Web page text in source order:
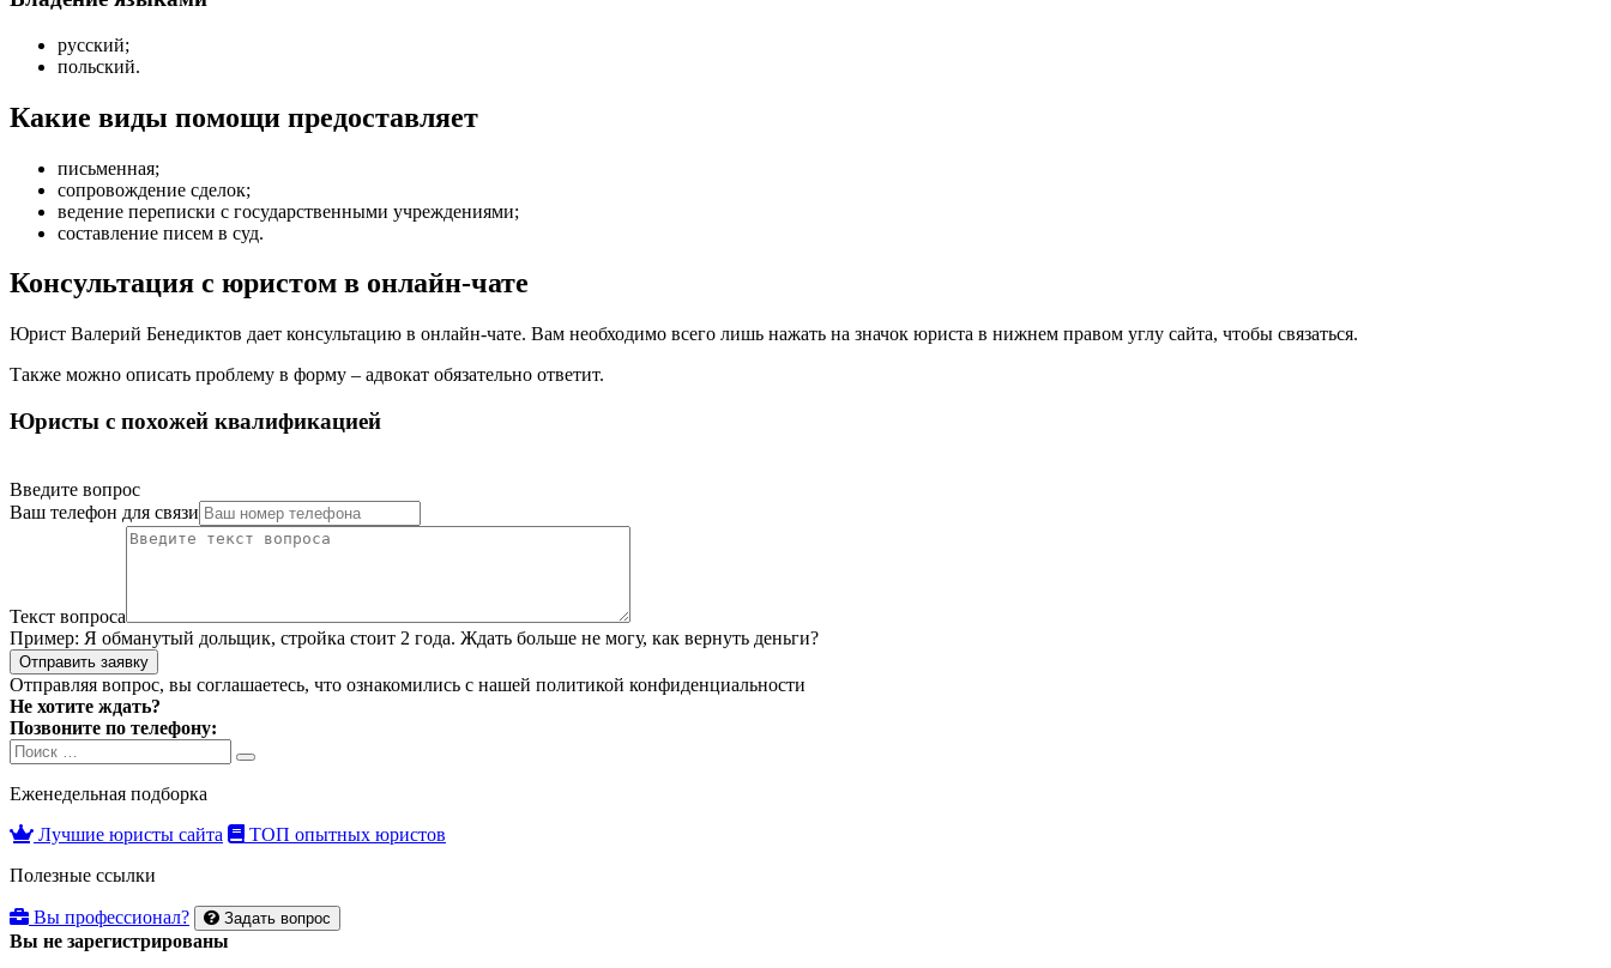
русский;
польский.
Какие виды помощи предоставляет
письменная;
сопровождение сделок;
ведение переписки с государственными учреждениями;
составление писем в суд.
Консультация с юристом в онлайн-чате
Юрист Валерий Бенедиктов дает консультацию в онлайн-чате. Вам необходимо всего лишь нажать на значок юриста в нижнем правом углу сайта, чтобы связаться.
Также можно описать проблему в форму – адвокат обязательно ответит.
Юристы с похожей квалификацией
Введите вопрос
Ваш телефон для связи
Текст вопроса
Пример: Я обманутый дольщик, стройка стоит 2 года. Ждать больше не могу, как вернуть деньги?
Отправить заявку
Отправляя вопрос, вы соглашаетесь, что ознакомились с нашей политикой конфиденциальности
Не хотите ждать?
Позвоните по телефону:
Search
for:
Search
Еженедельная подборка
Лучшие юристы сайта
ТОП опытных юристов
Полезные ссылки
Вы профессионал? Задать вопрос
Вы не зарегистрированы